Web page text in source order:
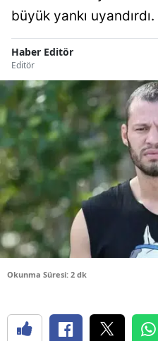
büyük yankı uyandırdı.
Haber Editör
Editör
Okunma Süresi: 2 dk